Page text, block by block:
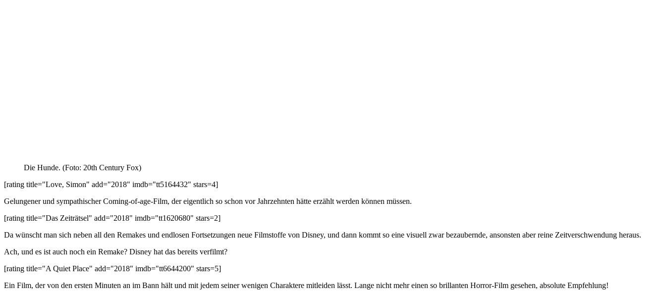
Die Hunde. (Foto: 20th Century Fox)
[rating title="Love, Simon" add="2018" imdb="tt5164432" stars=4]
Gelungener und sympathischer Coming-of-age-Film, der eigentlich so schon vor Jahrzehnten hätte erzählt werden können müssen.
[rating title="Das Zeiträtsel" add="2018" imdb="tt1620680" stars=2]
Da wünscht man sich neben all den Remakes und endlosen Fortsetzungen neue Filmstoffe von Disney, und dann kommt so eine visuell zwar bezaubernde, ansonsten aber reine Zeitverschwendung heraus.
Ach, und es ist auch noch ein Remake? Disney hat das bereits verfilmt?
[rating title="A Quiet Place" add="2018" imdb="tt6644200" stars=5]
Ein Film, der von den ersten Minuten an im Bann hält und mit jedem seiner wenigen Charaktere mitleiden lässt. Lange nicht mehr einen so brillanten Horror-Film gesehen, absolute Empfehlung!